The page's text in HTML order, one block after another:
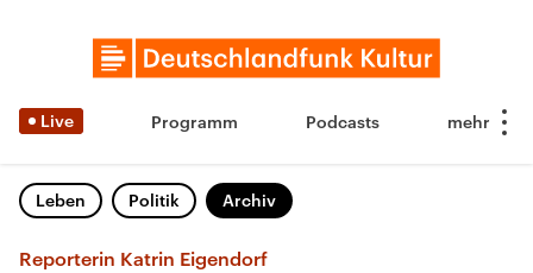
Live Programm Podcasts
Leben Politik Archiv
Reporterin Katrin Eigendorf